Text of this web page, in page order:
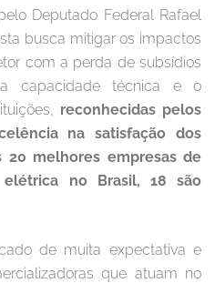
Deputado Federal Rafael
busca mitigar os impactos
com a perda de subsídios
a capacidade técnica e o
reconhecidas pelos
na satisfação dos
20 melhores empresas de
no Brasil, 18 são
de muita expectativa e
que atuam no